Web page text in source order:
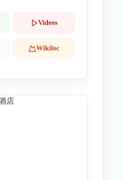
Videos
Wikiloc